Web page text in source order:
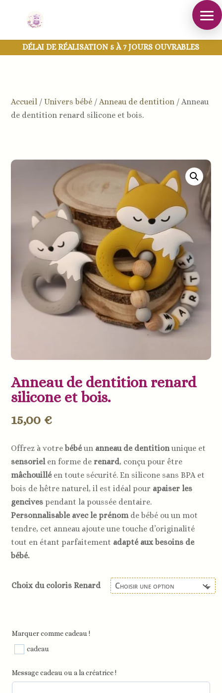
DÉLAI DE RÉALISATION 5 À 7 JOURS OUVRABLES
Accueil /Univers bébé /Anneau de dentition /Anneau
de dentition renard silicone et bois.
Anneau de dentition renard
silicone et bois.
15,00 €
Offrez à votrebébéun anneau de dentitionunique et
sensorielen forme de renard, conçu pour être
mâchouilléen toute sécurité. En silicone sans BPA et
bois de hêtre naturel, il est idéal pour apaiser les
gencives pendant la poussée dentaire.
Personnalisable avec le prénomde bébé ou un mot
tendre, cet anneau ajoute une touche d’originalité
tout en étant parfaitement adapté aux besoins de
bébé.
Choix du coloris Renard
Marquer comme cadeau !
cadeau
Message cadeau ou a la créatrice !